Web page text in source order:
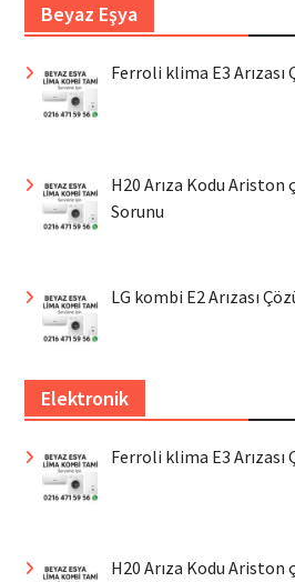
Beyaz Eşya
Ferroli klima E3 Arızası
H20 Arıza Kodu Ariston
Sorunu
LG kombi E2 Arızası
Elektronik
Ferroli klima E3 Arızası
H20 Arıza Kodu Ariston